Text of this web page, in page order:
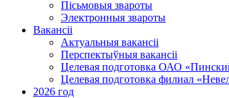
Пісьмовыя звароты
Электронныя звароты
Вакансіі
Актуальныя вакансіі
Перспектыўныя вакансіі
Целевая подготовка ОАО
Целевая подготовка филиал
2026 год